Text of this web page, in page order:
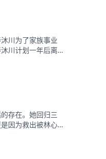
川为了家族事业
川计划一年后离
次相遇，相互觉
存在。她回归三
因为救出被林心
教所。高考放榜
不屑，林胜雪果